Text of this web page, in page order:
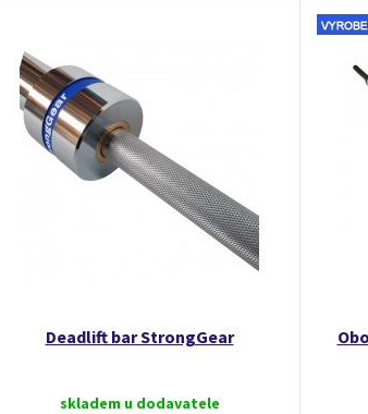
Deadlift bar StrongGear
skladem u dodavatele